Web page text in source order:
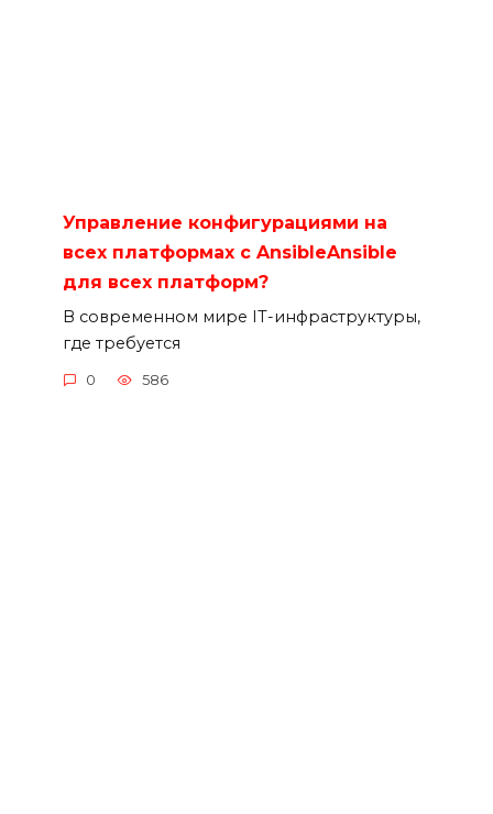
Управление конфигурациями на
всех платформах с AnsibleAnsible
для всех платформ?
В современном мире IT-инфраструктуры,
где требуется
0 586